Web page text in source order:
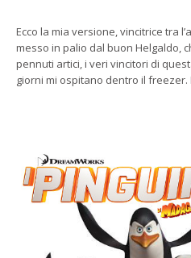
Ecco la mia versione, vincitrice tra
messo in palio dal buon Helgaldo,
pennuti artici, i veri vincitori di
giorni mi ospitano dentro il